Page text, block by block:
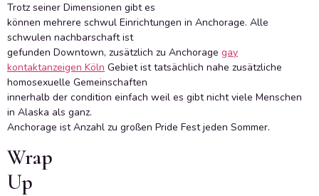
Trotz seiner Dimensionen gibt es
können mehrere schwul Einrichtungen in Anchorage. Alle
schwulen nachbarschaft ist
gefunden Downtown, zusätzlich zu Anchorage gay
kontaktanzeigen Köln Gebiet ist tatsächlich nahe zusätzliche
homosexuelle Gemeinschaften
innerhalb der condition einfach weil es gibt nicht viele Menschen
in Alaska als ganz.
Anchorage ist Anzahl zu großen Pride Fest jeden Sommer.
Wrap
Up